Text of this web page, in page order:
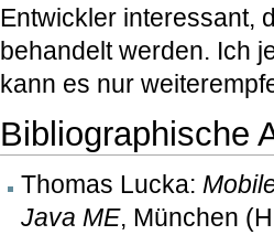
Entwickler interessant,
behandelt werden. Ich
kann es nur
Bibliographische
Thomas Lucka:
Java ME, München